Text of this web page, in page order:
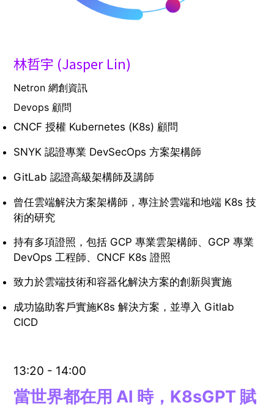
林哲宇 (Jasper Lin)
Netron 網創資訊
Devops 顧問
CNCF 授權 Kubernetes (K8s) 顧問
SNYK 認證專業 DevSecOps 方案架構師
GitLab 認證高級架構師及講師
曾任雲端解決方案架構師，專注於雲端和地端 K8s 技
術的研究
持有多項證照，包括 GCP 專業雲架構師、GCP 專業
DevOps 工程師、CNCF K8s 證照
致力於雲端技術和容器化解決方案的創新與實施
成功協助客戶實施K8s 解決方案，並導入 Gitlab
CICD
13:20 - 14:00
當世界都在用 AI 時，K8sGPT 賦